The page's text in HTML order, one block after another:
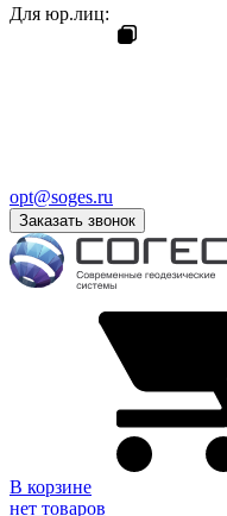
Для юр.лиц:
opt@soges.ru
Заказать звонок
В корзине
нет товаров